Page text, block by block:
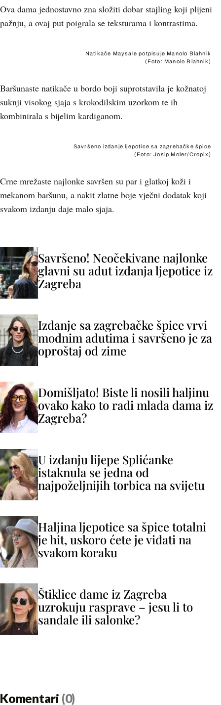
Ova dama jednostavno zna složiti dobar stajling koji plijeni
pažnju, a ovaj put poigrala se teksturama i kontrastima.
Natikače Maysale potpisuje Manolo Blahnik
(Foto: Manolo Blahnik)
Baršunaste natikače u bordo boji suprotstavila je kožnatoj
suknji visokog sjaja s krokodilskim uzorkom te ih
kombinirala s bijelim kardiganom.
Savršeno izdanje ljepotice sa zagrebačke špice
(Foto: Josip Moler/Cropix)
Crne mrežaste najlonke savršen su par i glatkoj koži i
mekanom baršunu, a nakit zlatne boje vječni dodatak koji
svakom izdanju daje malo sjaja.
Savršeno! Neočekivane najlonke
glavni su adut izdanja ljepotice iz
Zagreba
Izdanje sa zagrebačke špice vrvi
modnim adutima i savršeno je za
oproštaj od zime
Domišljato! Biste li nosili haljinu
ovako kako to radi mlada dama iz
Zagreba?
U izdanju lijepe Splićanke
istaknula se jedna od
najpoželjnijih torbica na svijetu
Haljina ljepotice sa špice totalni
je hit, uskoro ćete je viđati na
svakom koraku
Štiklice dame iz Zagreba
uzrokuju rasprave – jesu li to
sandale ili salonke?
Komentari (0)